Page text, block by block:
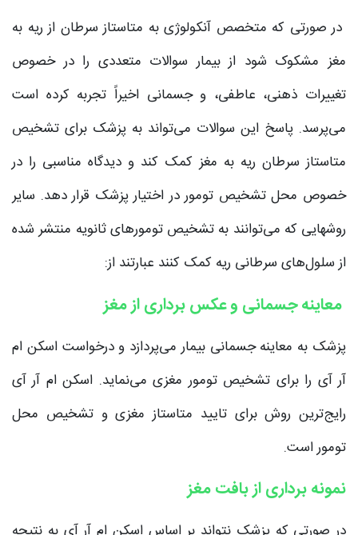
در صورتی که متخصص آنکولوژی به متاستاز سرطان از ریه به
مغز مشکوک شود از بیمار سوالات متعددی را در خصوص
تغییرات ذهنی، عاطفی، و جسمانی اخیراً تجربه کرده است
می‌پرسد. پاسخ این سوالات می‌‌تواند به پزشک برای تشخیص
متاستاز سرطان ریه به مغز کمک کند و دیدگاه مناسبی را در
خصوص محل تشخیص تومور در اختیار پزشک قرار دهد. سایر
روشهایی که می‌توانند به تشخیص تومورهای ثانویه منتشر شده
از سلول‌های سرطانی ریه کمک کنند عبارتند از:
معاینه جسمانی و عکس برداری از مغز
پزشک به معاینه جسمانی بیمار می‌پردازد و درخواست اسکن ام
آر آی را برای تشخیص تومور مغزی می‌‌نماید. اسکن ام آر آی
رایج‌ترین روش برای تایید متاستاز مغزی و تشخیص محل
تومور است.
نمونه برداری از بافت مغز